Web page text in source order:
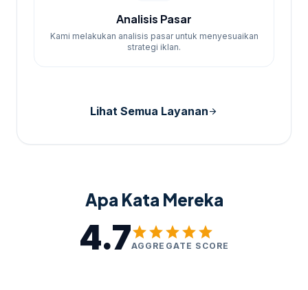
Analisis Pasar
Kami melakukan analisis pasar untuk menyesuaikan
strategi iklan.
Lihat Semua Layananarrow_forward
Apa Kata Mereka
4.7starstarstarstarstar
AGGREGATE SCORE